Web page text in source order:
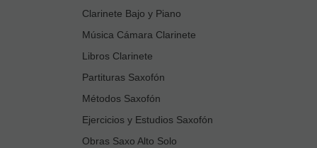
Clarinete Bajo y Piano
Música Cámara Clarinete
Libros Clarinete
Partituras Saxofón
Métodos Saxofón
Ejercicios y Estudios Saxofón
Obras Saxo Alto Solo